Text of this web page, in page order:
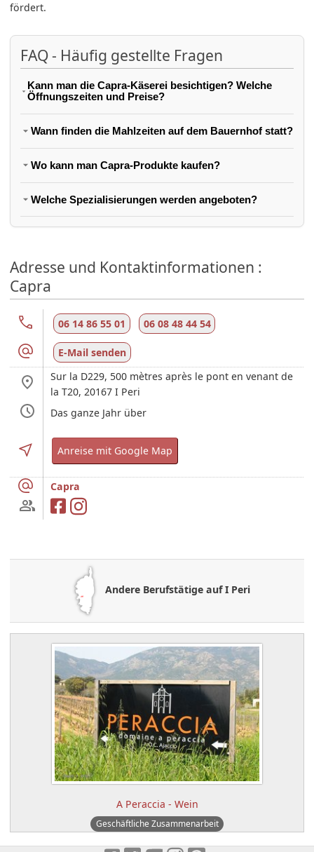
fördert.
FAQ - Häufig gestellte Fragen
Kann man die Capra-Käserei besichtigen? Welche
Öffnungszeiten und Preise?
Wann finden die Mahlzeiten auf dem Bauernhof statt?
Wo kann man Capra-Produkte kaufen?
Welche Spezialisierungen werden angeboten?
Adresse und Kontaktinformationen :
Capra
06 14 86 55 01 06 08 48 44 54
E-Mail senden
Sur la D229, 500 mètres après le pont en venant de
la T20,20167 I Peri
Das ganze Jahr über
Anreise mit Google Map
Capra
Andere Berufstätige auf I Peri
A Peraccia - Wein
Geschäftliche Zusammenarbeit